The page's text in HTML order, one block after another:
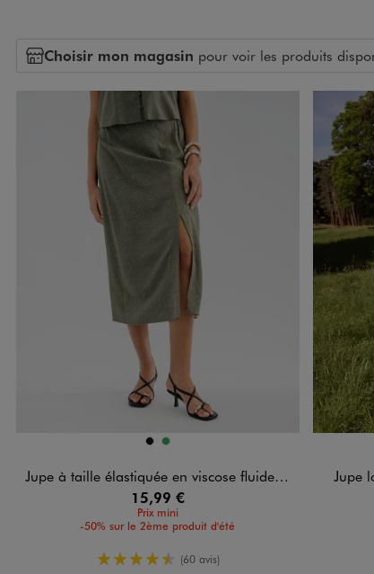
Choisir mon magasin pour voir les produits
Disponible en 2 coloris
NOIRVERT
Jupe à taille élastiquée en viscose fluide imprimée femme
15,99 €
Prix mini
-50% sur le 2ème produit d'été
4.5/5 de moyenne
(60 avis)
Jupe